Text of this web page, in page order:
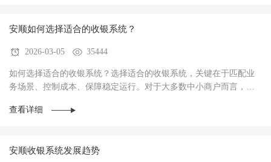
安顺如何选择适合的收银系统？
2026-03-05 35444
如何选择适合的收银系统？选择适合的收银系统，关键在于‌匹配业
务场景、控制成本、保障稳定运行‌。对于大多数中小商户而言，优
查看详细
安顺收银系统发展趋势